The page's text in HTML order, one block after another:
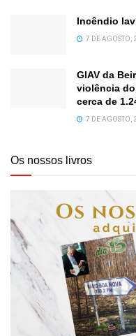
Incêndio
7 DE AGOSTO,
GIAV da
violência
cerca de
7 DE AGOSTO,
Os nossos livros